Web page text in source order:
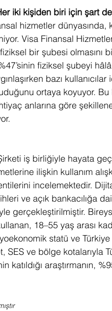
iki kişiden biri için şart
hizmetler dünyasında,
Visa Finansal Hizmetler
fiziksel bir şubesi
fiziksel şubeyi
bazı
ortaya koyuyor.
anlarına göre
iş birliğiyle hayata
ilişkin kullanım
incelemektedir.
ve açık bankacılığa
gerçekleştirilmiştir.
18–55 yaş arası
statü ve
SES ve bölge kotalarıyla
katıldığı araştırmanın,